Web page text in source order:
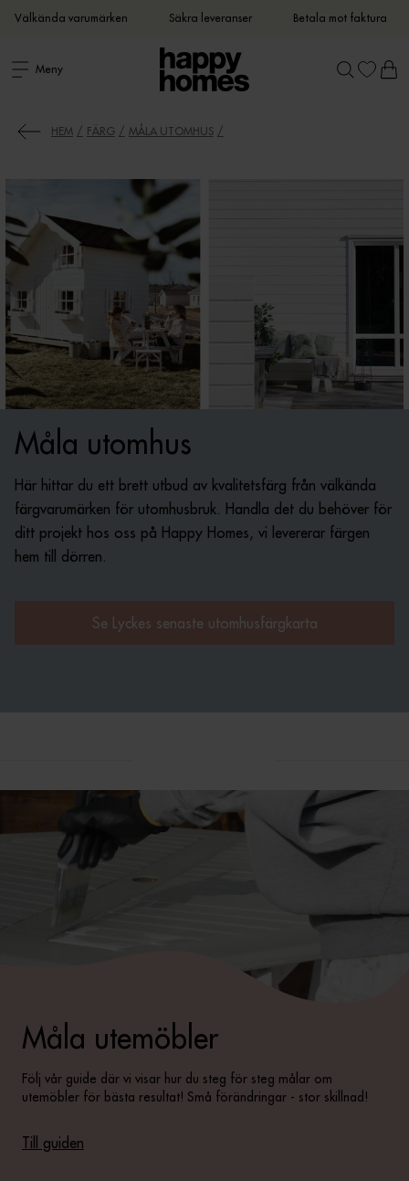
Välkända varumärken Säkra leveranser Betala mot faktura
Meny
HEM FÄRG MÅLA UTOMHUS
Måla utomhus
Här hittar du ett brett utbud av kvalitetsfärg från välkända
färgvarumärken för utomhusbruk. Handla det du behöver för
ditt projekt hos oss på Happy Homes, vi levererar färgen
hem till dörren.
Se Lyckes senaste utomhusfärgkarta
Måla utemöbler
Följ vår guide där vi visar hur du steg för steg målar om
utemöbler för bästa resultat! Små förändringar - stor skillnad!
Till guiden